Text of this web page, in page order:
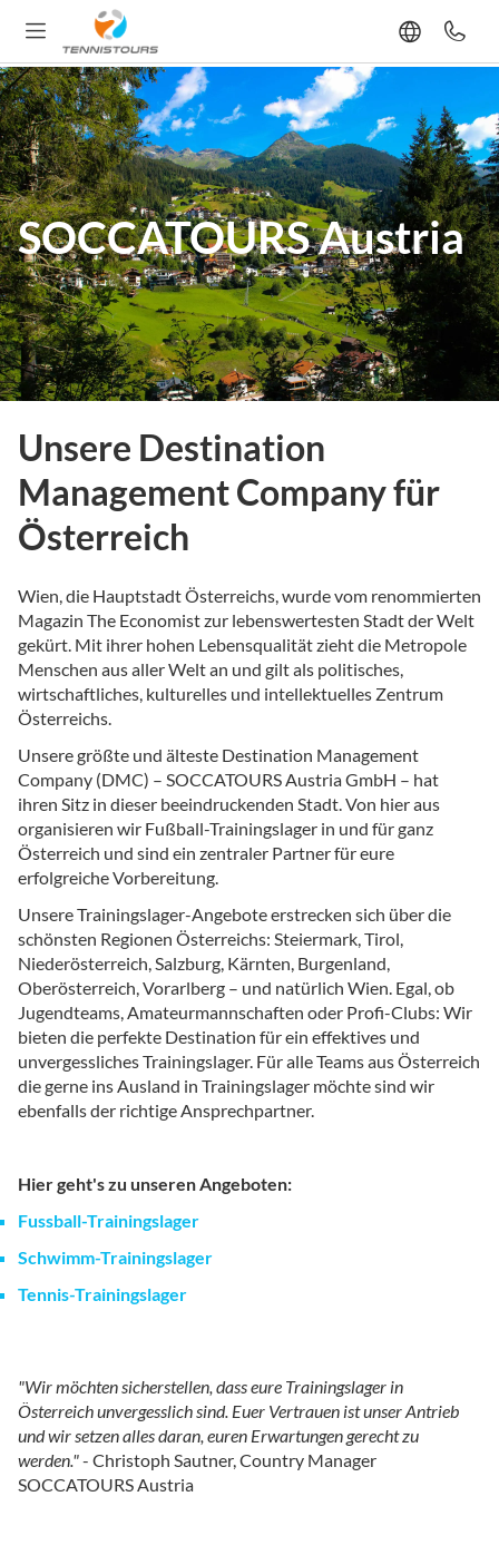
SOCCATOURS Austria
Unsere Destination
Management Company für
Österreich
Wien, die Hauptstadt Österreichs, wurde vom renommierten
Magazin The Economist zur lebenswertesten Stadt der Welt
gekürt. Mit ihrer hohen Lebensqualität zieht die Metropole
Menschen aus aller Welt an und gilt als politisches,
wirtschaftliches, kulturelles und intellektuelles Zentrum
Österreichs.
Unsere größte und älteste Destination Management
Company (DMC) – SOCCATOURS Austria GmbH – hat
ihren Sitz in dieser beeindruckenden Stadt. Von hier aus
organisieren wir Fußball-Trainingslager in und für ganz
Österreich und sind ein zentraler Partner für eure
erfolgreiche Vorbereitung.
Unsere Trainingslager-Angebote erstrecken sich über die
schönsten Regionen Österreichs: Steiermark, Tirol,
Niederösterreich, Salzburg, Kärnten, Burgenland,
Oberösterreich, Vorarlberg – und natürlich Wien. Egal, ob
Jugendteams, Amateurmannschaften oder Profi-Clubs: Wir
bieten die perfekte Destination für ein effektives und
unvergessliches Trainingslager. Für alle Teams aus Österreich
die gerne ins Ausland in Trainingslager möchte sind wir
ebenfalls der richtige Ansprechpartner.
Hier geht's zu unseren Angeboten:
Fussball-Trainingslager
Schwimm-Trainingslager
Tennis-Trainingslager
"Wir möchten sicherstellen, dass eure Trainingslager in
Österreich unvergesslich sind. Euer Vertrauen ist unser Antrieb
und wir setzen alles daran, euren Erwartungen gerecht zu
werden."- Christoph Sautner, Country Manager
SOCCATOURS Austria